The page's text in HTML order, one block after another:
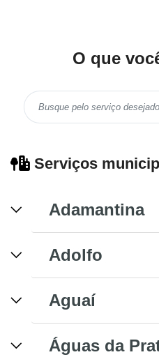
O que
Serviços
Adamantina
Adolfo
Aguaí
Águas da